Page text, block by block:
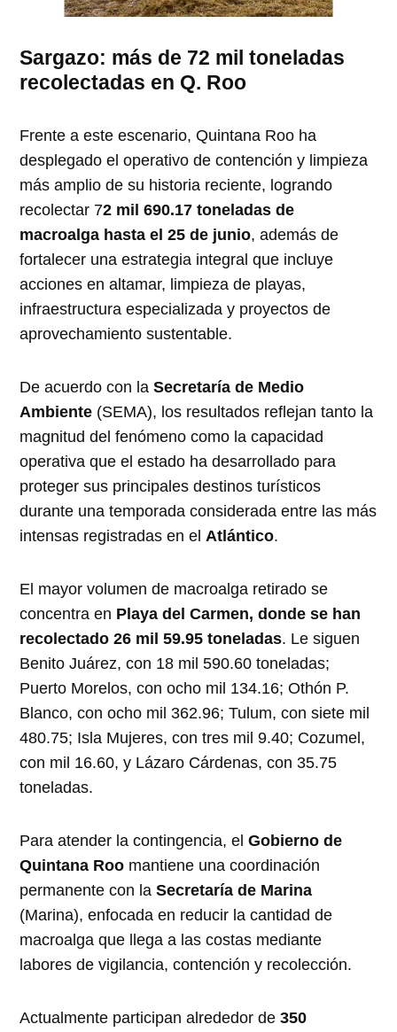
Sargazo: más de 72 mil toneladas
recolectadas en Q. Roo
Frente a este escenario, Quintana Roo ha
desplegado el operativo de contención y limpieza
más amplio de su historia reciente, logrando
recolectar 72 mil 690.17 toneladas de
macroalga hasta el 25 de junio, además de
fortalecer una estrategia integral que incluye
acciones en altamar, limpieza de playas,
infraestructura especializada y proyectos de
aprovechamiento sustentable.
De acuerdo con laSecretaría de Medio
Ambiente (SEMA), los resultados reflejan tanto la
magnitud del fenómeno como la capacidad
operativa que el estado ha desarrollado para
proteger sus principales destinos turísticos
durante una temporada considerada entre las más
intensas registradas en el Atlántico.
El mayor volumen de macroalga retirado se
concentra en Playa del Carmen, donde se han
recolectado 26 mil 59.95 toneladas. Le siguen
Benito Juárez, con 18 mil 590.60 toneladas;
Puerto Morelos, con ocho mil 134.16; Othón P.
Blanco, con ocho mil 362.96; Tulum, con siete mil
480.75; Isla Mujeres, con tres mil 9.40; Cozumel,
con mil 16.60, y Lázaro Cárdenas, con 35.75
toneladas.
Para atender la contingencia, elGobierno de
Quintana Roo mantiene una coordinación
permanente con la Secretaría de Marina
(Marina), enfocada en reducir la cantidad de
macroalga que llega a las costas mediante
labores de vigilancia, contención y recolección.
Actualmente participan alrededor de 350